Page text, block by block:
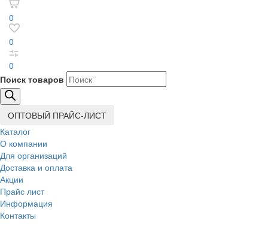
0
0
0
Поиск товаров
ОПТОВЫЙ ПРАЙС-ЛИСТ
Каталог
О компании
Для организаций
Доставка и оплата
Акции
Прайс лист
Информация
Контакты